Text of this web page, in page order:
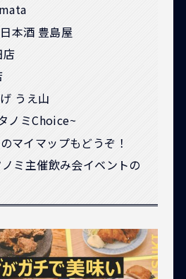
本酒 豊島屋
店
うえ山
ノミChoice~
マイマップもどうぞ！
ミ主催飲み会イベントの